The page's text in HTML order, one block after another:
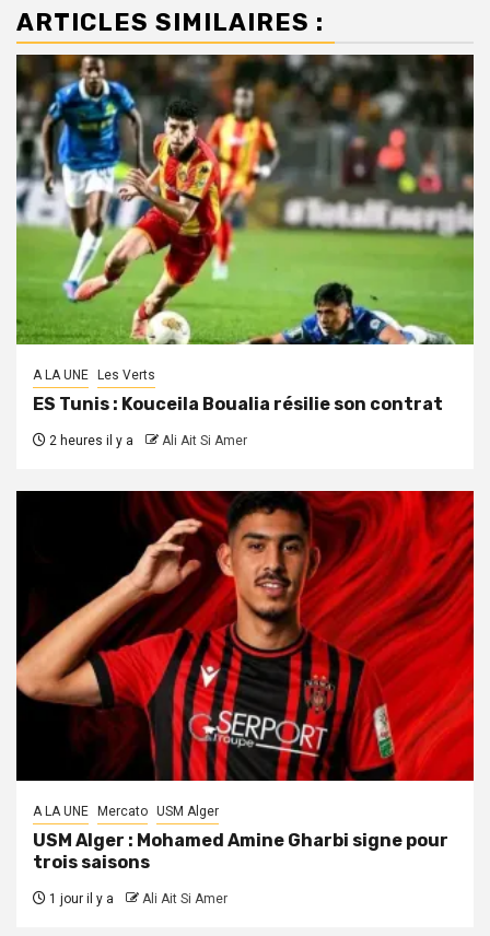
ARTICLES SIMILAIRES :
A LA UNE Les Verts
ES Tunis : Kouceila Boualia résilie son contrat
2 heures il y a Ali Ait Si Amer
A LA UNE Mercato USM Alger
USM Alger : Mohamed Amine Gharbi signe pour
trois saisons
1 jour il y a Ali Ait Si Amer